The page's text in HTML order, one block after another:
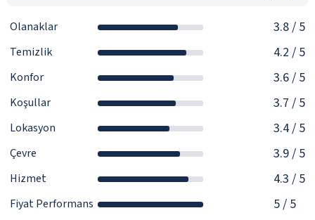
Olanaklar 3.8/ 5
Temizlik 4.2 / 5
Konfor 3.6/ 5
Koşullar 3.7 / 5
Lokasyon 3.4/ 5
Çevre 3.9/ 5
Hizmet 4.3 / 5
Fiyat Performans 5/ 5